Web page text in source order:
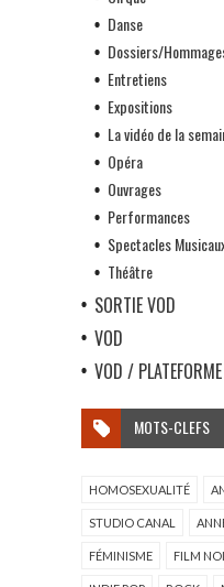
Danse
Dossiers/
Entretiens
Expositions
La vidéo de la
Opéra
Ouvrages
Performances
Spectacles
Théâtre
SORTIE VOD
VOD
VOD / PLATEFORME
MOTS-CLEFS
HOMOSEXUALITÉ
STUDIO CANAL
FÉMINISME FILM